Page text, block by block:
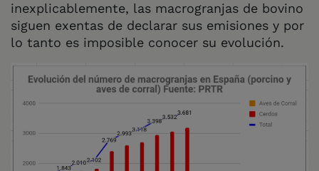
inexplicablemente, las macrogranjas de bovino
siguen exentas de declarar sus emisiones y por
lo tanto es imposible conocer su evolución.